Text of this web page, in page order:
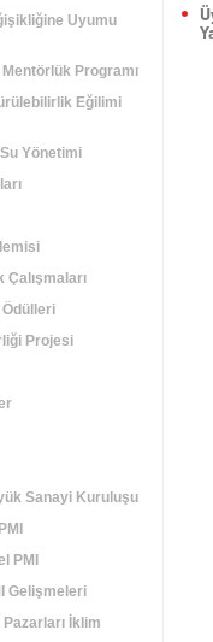
Uyumu
Programı
Eğilimi
Yönetimi
Çalışmaları
Ödülleri
Projesi
Sanayi Kuruluşu
PMI
Gelişmeleri
İklim